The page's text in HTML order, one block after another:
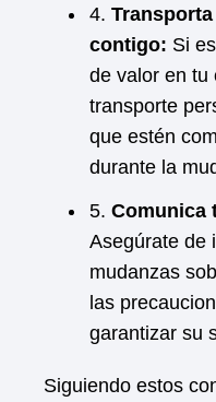
4.
contigo: Si
de valor en tu
transporte
que estén
durante la
5. Comunica
Asegúrate de
mudanzas
las
garantizar su
Siguiendo estos